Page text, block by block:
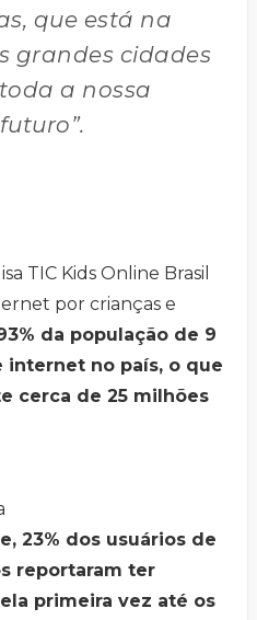
que está na
grandes cidades
a nossa
TIC Kids Online Brasil
por crianças e
da população de 9
internet no país, o que
cerca de 25 milhões
23% dos usuários de
reportaram ter
primeira vez até os